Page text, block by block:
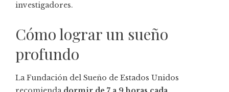
investigadores.
Cómo lograr un sueño
profundo
La Fundación del Sueño de Estados Unidos